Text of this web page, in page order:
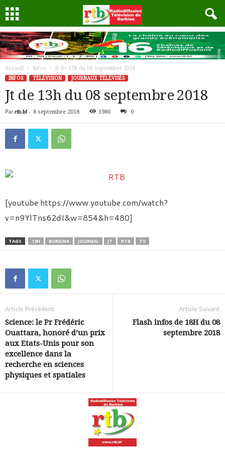
Accueil Infos
Jt de 13h du 08 septembre 2018
INFOS
TÉLÉVISION JOURNAUX TÉLÉVISÉS
Jt de 13h du 08 septembre 2018
Par rtb.bf- 8 septembre 2018 1980 0
[youtube https://www.youtube.com/watch?
v=n9YlTns62dI&w=854&h=480]
TAGS 13H BURKINA JOURNAL JT RTB TV
Article Précédent
Science: le Pr Frédéric
Ouattara, honoré d’un prix
aux Etats-Unis pour son
excellence dans la
recherche en sciences
physiques et spatiales
Article Suivant
Flash infos de 18H du 08
septembre 2018